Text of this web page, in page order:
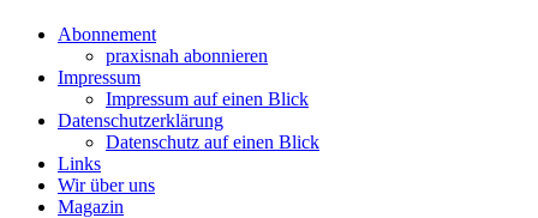
Abonnement
praxisnah abonnieren
Impressum
Impressum auf einen Blick
Datenschutzerklärung
Datenschutz auf einen Blick
Links
Wir über uns
Magazin